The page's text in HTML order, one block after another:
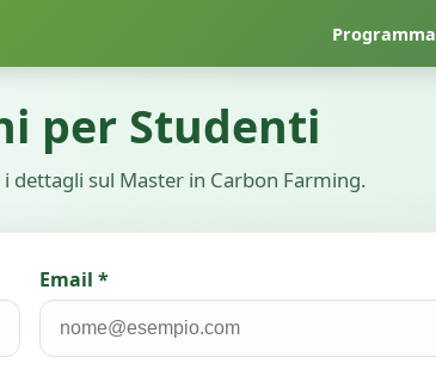
Programma
per Studenti
sul Master in Carbon Farming.
Email *